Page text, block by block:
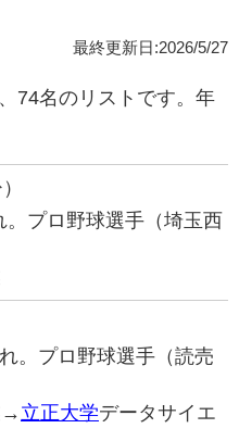
最終更新日:2026/5/27
74名のリストです。年
プロ野球選手（埼玉西
。プロ野球選手（読売
→ 立正大学データサイエ